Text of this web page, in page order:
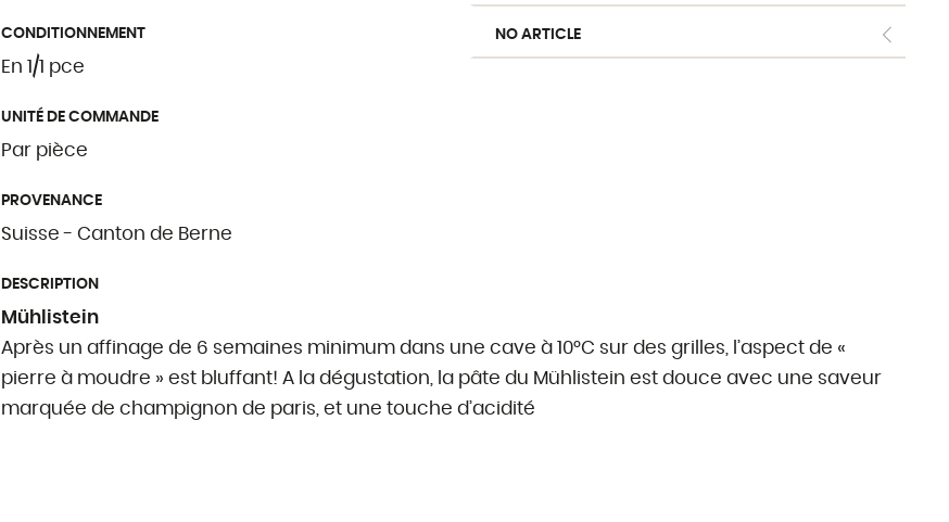
au lait de chèvre
CONDITIONNEMENT
En 1/1 pce
UNITÉ DE COMMANDE
Par pièce
PROVENANCE
Suisse - Canton de Berne
NO ARTICLE
DESCRIPTION
Mühlistein
Après un affinage de 6 semaines minimum dans une cave à 10°C sur des grilles, l’aspect de «
pierre à moudre » est bluffant! A la dégustation, la pâte du Mühlistein est douce avec une saveur
marquée de champignon de paris, et une touche d’acidité